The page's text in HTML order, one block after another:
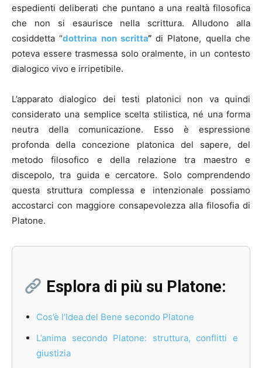
espedienti deliberati che puntano a una realtà filosofica
che non si esaurisce nella scrittura. Alludono alla
cosiddetta “dottrina non scritta“di Platone, quella che
poteva essere trasmessa solo oralmente, in un contesto
dialogico vivo e irripetibile.
L’apparato dialogico dei testi platonici non va quindi
considerato una semplice scelta stilistica, né una forma
neutra della comunicazione. Esso è espressione
profonda della concezione platonica del sapere, del
metodo filosofico e della relazione tra maestro e
discepolo, tra guida e cercatore. Solo comprendendo
questa struttura complessa e intenzionale possiamo
accostarci con maggiore consapevolezza alla filosofia di
Platone.
Esplora di più su Platone:
Cos’è l’Idea del Bene secondo Platone
L’anima secondo Platone: struttura, conflitti e
giustizia